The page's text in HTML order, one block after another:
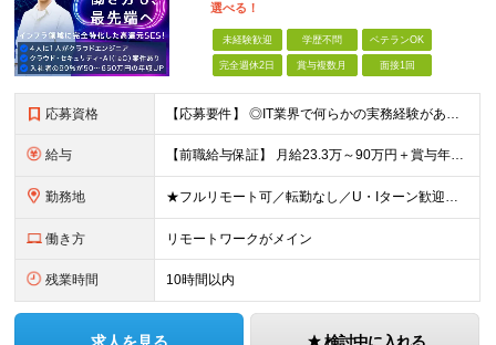
選べる！
未経験歓迎 学歴不問 ベテランOK
完全週休2日 賞与複数月 面接1回
応募資格 【応募要件】 ◎IT業界で何らかの実務経験がある方 └2～3ヶ月の実務経験のある方は歓迎します！ 例）PCキッティングやモバイル通信基地局の業務経験者など インフラエンジニアとして経験のある方は、
給与 【前職給与保証】 月給23.3万～90万円＋賞与年2回＋インセンティブ ★年収1000万円以上の実績あり！ ※上記月給には月20～30時間分（2万9,300円～21万7,900円）の固定残業代を含み
勤務地 ★フルリモート可／転勤なし／U・Iターン歓迎★ ◎勤務地は相談の上、ご自宅近くに調整します！ 【勤務地】 本社、または東京／埼玉／千葉／神奈川／愛知／仙台のクライアント先 ◎完全在宅（フルリモート）
働き方 リモートワークがメイン
残業時間 10時間以内